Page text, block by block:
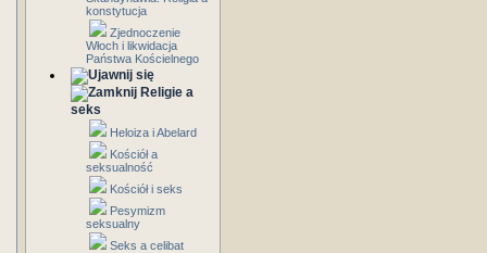
konstytucja
Zjednoczenie
Włoch i likwidacja
Państwa Kościelnego
Religie a
seks
Heloiza i Abelard
Kościół a
seksualność
Kościół i seks
Pesymizm
seksualny
Seks a celibat